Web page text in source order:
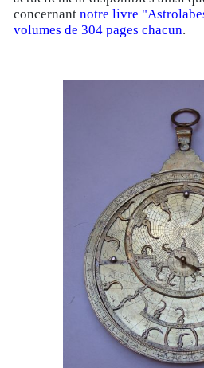
concernantnotre livre
volumes de 304 pages chacun.